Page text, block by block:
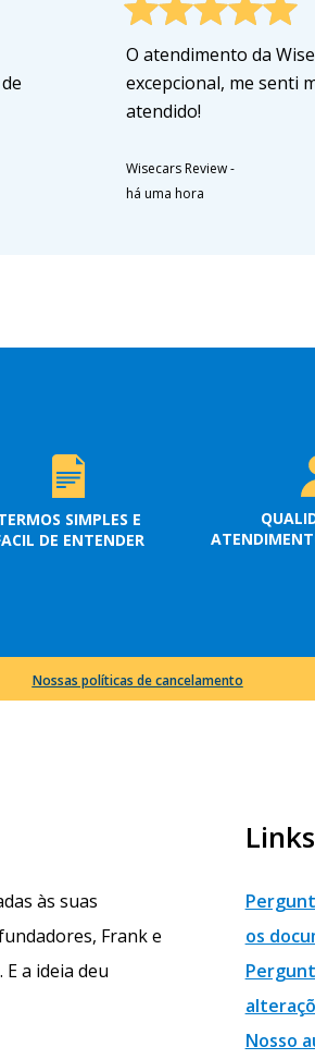
O atendimento da
excepcional, me senti
atendido!
Wisecars Review-
há uma hora
SIMPLES E
DE ENTENDER
Nossas políticas de cancelamento
às suas
Frank e
a ideia deu
os
Nosso